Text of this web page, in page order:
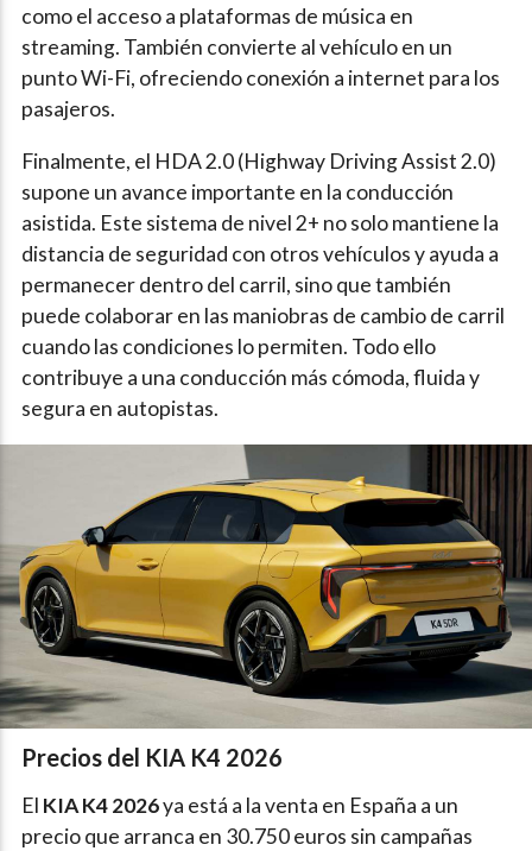
como el acceso a plataformas de música en
streaming. También convierte al vehículo en un
punto Wi-Fi, ofreciendo conexión a internet para los
pasajeros.
Finalmente, el HDA 2.0 (Highway Driving Assist 2.0)
supone un avance importante en la conducción
asistida. Este sistema de nivel 2+ no solo mantiene la
distancia de seguridad con otros vehículos y ayuda a
permanecer dentro del carril, sino que también
puede colaborar en las maniobras de cambio de carril
cuando las condiciones lo permiten. Todo ello
contribuye a una conducción más cómoda, fluida y
segura en autopistas.
Precios del KIA K4 2026
El KIA K4 2026ya está a la venta en España a un
precio que arranca en 30.750 euros sin campañas